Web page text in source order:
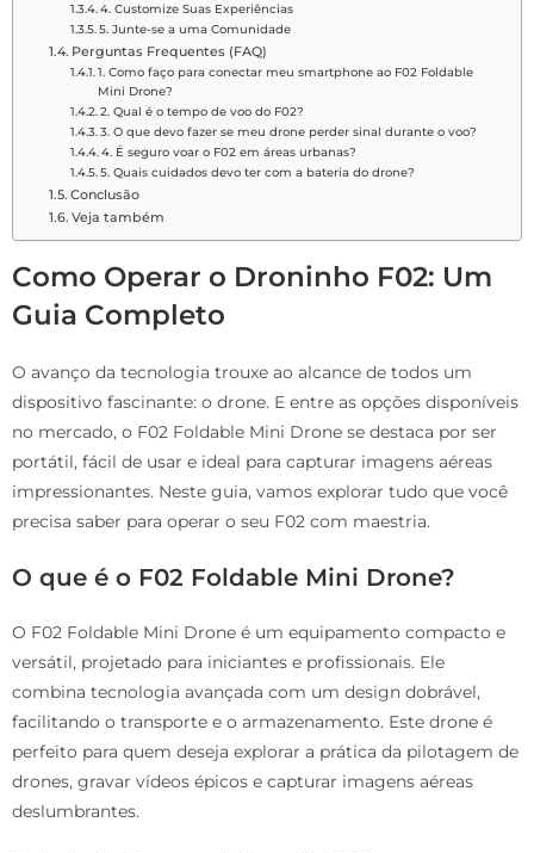
4. Customize Suas Experiências
5. Junte-se a uma Comunidade
Perguntas Frequentes (FAQ)
1. Como faço para conectar meu smartphone ao F02 Foldable
Mini Drone?
2. Qual é o tempo de voo do F02?
3. O que devo fazer se meu drone perder sinal durante o voo?
4. É seguro voar o F02 em áreas urbanas?
5. Quais cuidados devo ter com a bateria do drone?
Conclusão
Veja também
Como Operar o Droninho F02: Um
Guia Completo
O avanço da tecnologia trouxe ao alcance de todos um
dispositivo fascinante: o drone. E entre as opções disponíveis
no mercado, o F02 Foldable Mini Drone se destaca por ser
portátil, fácil de usar e ideal para capturar imagens aéreas
impressionantes. Neste guia, vamos explorar tudo que você
precisa saber para operar o seu F02 com maestria.
O que é o F02 Foldable Mini Drone?
O F02 Foldable Mini Drone é um equipamento compacto e
versátil, projetado para iniciantes e profissionais. Ele
combina tecnologia avançada com um design dobrável,
facilitando o transporte e o armazenamento. Este drone é
perfeito para quem deseja explorar a prática da pilotagem de
drones, gravar vídeos épicos e capturar imagens aéreas
deslumbrantes.